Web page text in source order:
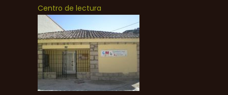
Centro de lectura